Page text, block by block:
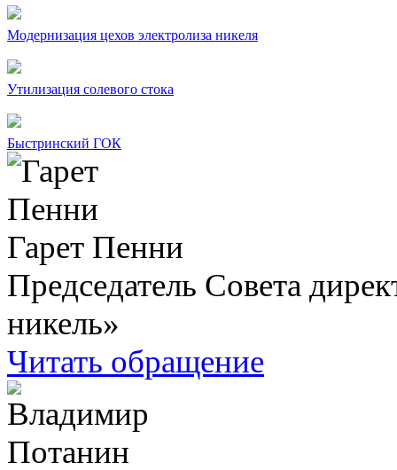
Модернизация цехов электролиза никеля
Утилизация солевого стока
Быстринский ГОК
Гарет Пенни
Председатель Совета
никель»
Читать обращение